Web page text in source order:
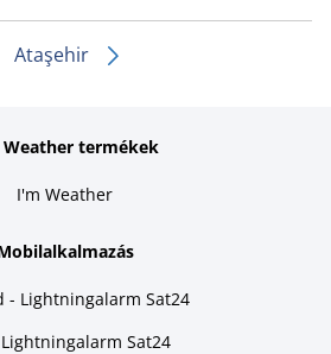
Ataşehir
Weather termékek
I'm Weather
- Lightningalarm Sat24
Lightningalarm Sat24